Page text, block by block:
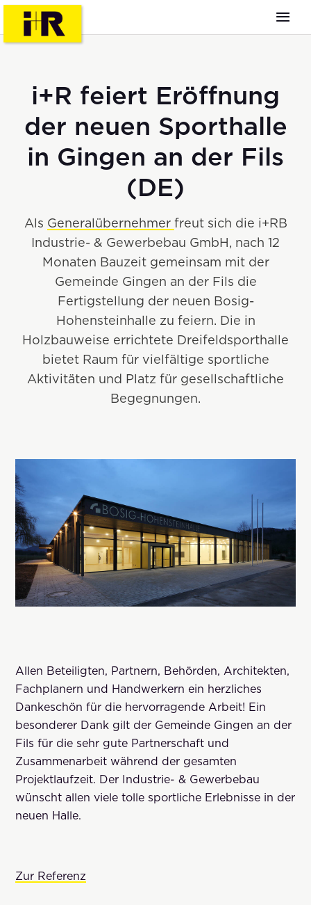
i+R feiert Eröffnung
der neuen Sporthalle
in Gingen an der Fils
(DE)
Als Generalübernehmer freut sich die i+RB
Industrie- & Gewerbebau GmbH, nach 12
Monaten Bauzeit gemeinsam mit der
Gemeinde Gingen an der Fils die
Fertigstellung der neuen Bosig-
Hohensteinhalle zu feiern. Die in
Holzbauweise errichtete Dreifeldsporthalle
bietet Raum für vielfältige sportliche
Aktivitäten und Platz für gesellschaftliche
Begegnungen.
Allen Beteiligten, Partnern, Behörden, Architekten,
Fachplanern und Handwerkern ein herzliches
Dankeschön für die hervorragende Arbeit! Ein
besonderer Dank gilt der Gemeinde Gingen an der
Fils für die sehr gute Partnerschaft und
Zusammenarbeit während der gesamten
Projektlaufzeit. Der Industrie- & Gewerbebau
wünscht allen viele tolle sportliche Erlebnisse in der
neuen Halle.
Zur Referenz